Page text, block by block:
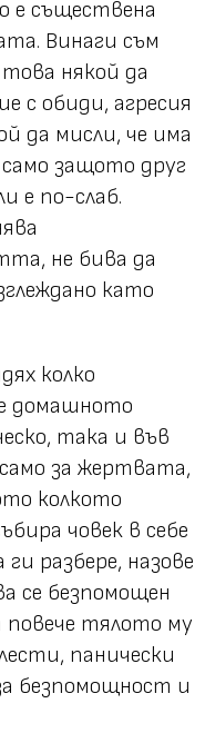
е съществена
Винаги съм
някой да
с обиди, агресия
да мисли, че има
само защото друг
е по-слаб.
не бива да
като
колко
домашното
така и във
за жертвата,
колкото
човек в себе
разбере, назове
се безпомощен
повече тялото му
панически
безпомощност и